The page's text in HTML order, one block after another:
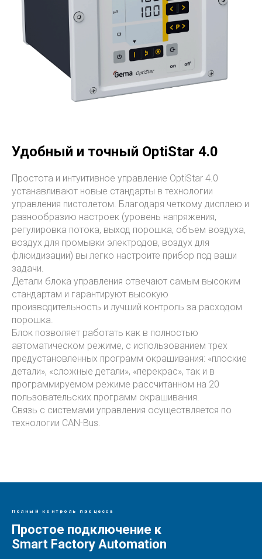
Удобный и точный OptiStar 4.0
Простота и интуитивное управление OptiStar 4.0
устанавливают новые стандарты в технологии
управления пистолетом. Благодаря четкому дисплею и
разнообразию настроек (уровень напряжения,
регулировка потока, выход порошка, объем воздуха,
воздух для промывки электродов, воздух для
флюидизации) вы легко настроите прибор под ваши
задачи.
Детали блока управления отвечают самым высоким
стандартам и гарантируют высокую
производительность и лучший контроль за расходом
порошка.
Блок позволяет работать как в полностью
автоматическом режиме, с использованием трех
предустановленных программ окрашивания: «плоские
детали», «сложные детали», «перекрас», так и в
программируемом режиме рассчитанном на 20
пользовательских программ окрашивания.
Связь с системами управления осуществляется по
технологии CAN-Bus.
Полный контроль процесса
Простое подключение к
Smart Factory Automation